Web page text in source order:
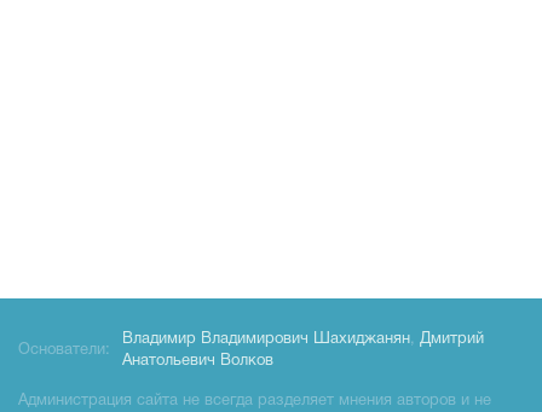
Основатели:
Владимир Владимирович Шахиджанян, Дмитрий
Анатольевич Волков
Администрация сайта не всегда разделяет мнения авторов и не